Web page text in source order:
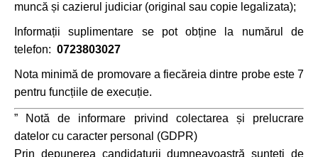
muncă și cazierul judiciar (original sau copie legalizata);
Informații suplimentare se pot obține la numărul de
telefon: 0723803027
Nota minimă de promovare a fiecăreia dintre probe este 7
pentru funcțiile de execuție.
” Notă de informare privind colectarea și prelucrare
datelor cu caracter personal (GDPR)
Prin depunerea candidaturii dumneavoastră sunteți de